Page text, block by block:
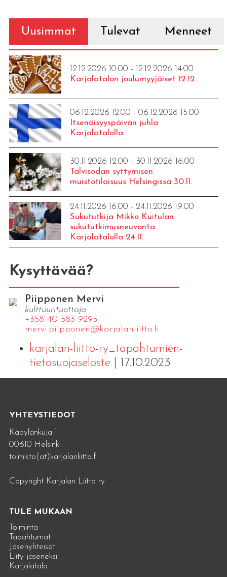
Uusimmat Tulevat Menneet
12.12.2026 10:00 - 12.12.2026 14:00
Karjalatalon joulumyyjäiset 12.12.
06.12.2026 12:00 - 06.12.2026 15:00
Itsenäisyyspäivän juhla
Karjalatalolla
30.11.2026 12:00 - 30.11.2026 16:00
Talvisodan syttymisen
muistotilaisuus Helsingissä 30.11.
24.11.2026 16:00 - 24.11.2026 19:00
Sukututkija Mikko Kuitulan
sukututkimusneuvonta
Karjalatalolla 24.11.
Kysyttävää?
Piipponen Mervi
kulttuurituottaja
+358 40 583 9295
mervi.​piipponen@​kar​jala​nlii​tto.​fi
karjalan-liitto-ry_tapahtumien-
tietosuojaseloste| 17.10.2023
YHTEYSTIEDOT
Käpylänkuja 1
00610 Helsinki
toimisto(at)karjalanliitto.fi
Copyright Karjalan Liitto ry
TULE MUKAAN
Toiminta
Tapahtumat
Jäsenyhteisöt
Liity jäseneksi
Karjalatalo